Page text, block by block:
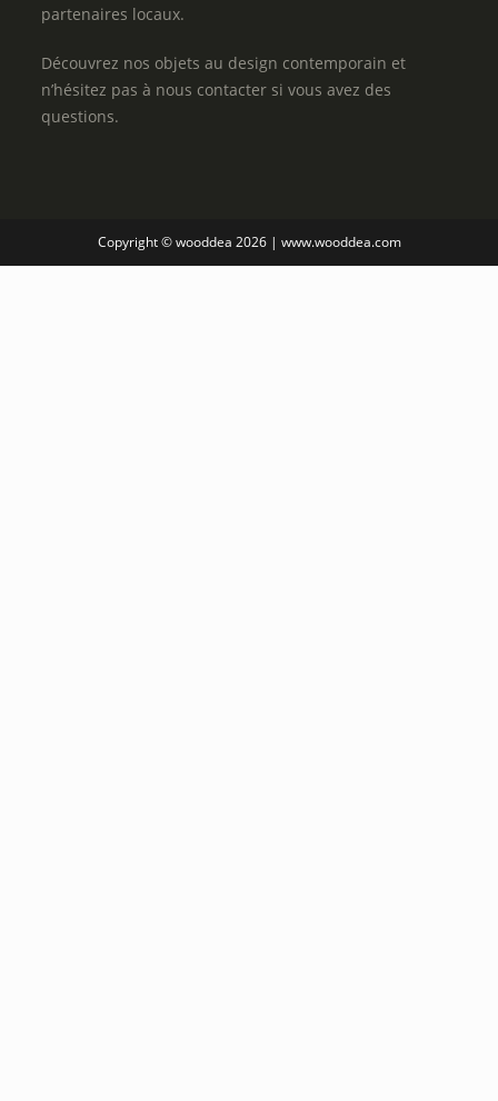
partenaires locaux.
Découvrez nos objets au design contemporain et
n’hésitez pas à nous contacter si vous avez des
questions.
Copyright © wooddea 2026 | www.wooddea.com